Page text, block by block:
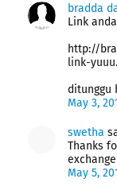
bradda
Link
http://
link-
ditunggu
May 3,
swetha
Thanks
May 5,